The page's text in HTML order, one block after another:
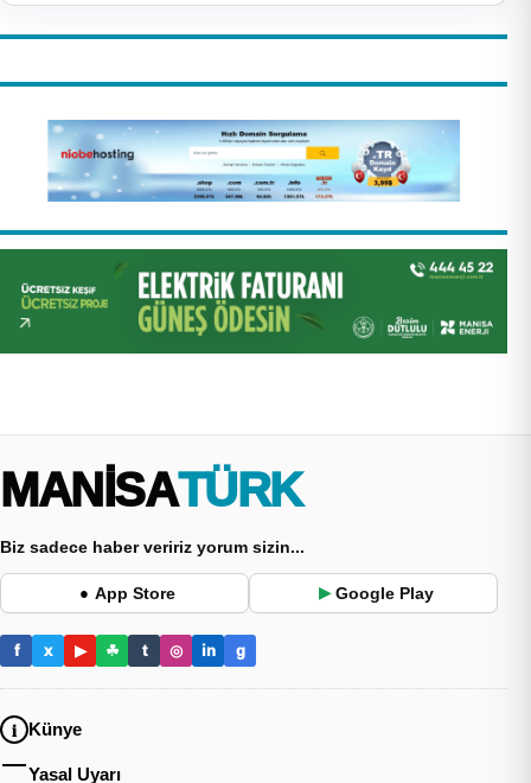
MANİSA TÜRK
Biz sadece haber veririz yorum sizin...
● App Store ▶ Google Play
f x ▶ ☘ t ◎ in g
Künye
Yasal Uyarı